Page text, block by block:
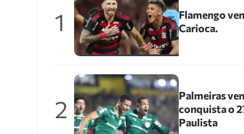
1
Flamengo
Carioca.
2
Palmeiras
conquista o
Paulista